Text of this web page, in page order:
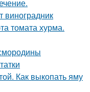
виноградник
томата хурма.
Как выкопать яму